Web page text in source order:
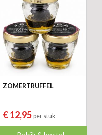
ZOMERTRUFFEL
€ 12,95 per stuk